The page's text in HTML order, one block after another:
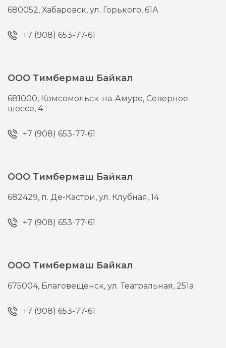
680052,Хабаровск,ул. Горького, 61А
+7 (908) 653-77-61
ООО Тимбермаш Байкал
681000, Комсомольск-на-Амуре, Северное
шоссе, 4
+7 (908) 653-77-61
ООО Тимбермаш Байкал
682429, п. Де-Кастри,ул. Клубная, 14
+7 (908) 653-77-61
ООО Тимбермаш Байкал
675004, Благовещенск,ул. Театральная, 251а
+7 (908) 653-77-61